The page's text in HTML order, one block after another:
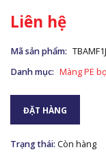
Liên hệ
Mã sản phẩm:
Danh mục: Màng PE
ĐẶT HÀNG
Trạng thái: Còn hàng